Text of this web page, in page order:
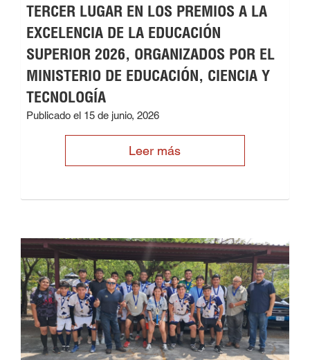
TERCER LUGAR EN LOS PREMIOS A LA
EXCELENCIA DE LA EDUCACIÓN
SUPERIOR 2026, ORGANIZADOS POR EL
MINISTERIO DE EDUCACIÓN, CIENCIA Y
TECNOLOGÍA
Publicado el 15 de junio, 2026
Leer más